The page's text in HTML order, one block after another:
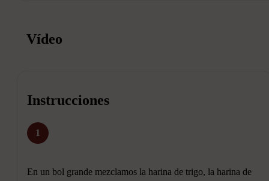
Vídeo
Instrucciones
1
En un bol grande mezclamos la harina de trigo, la harina de